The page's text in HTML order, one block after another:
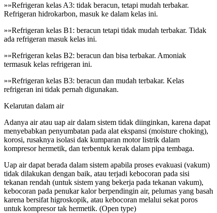
»»Refrigeran kelas A3: tidak beracun, tetapi mudah terbakar.
Refrigeran hidrokarbon, masuk ke dalam kelas ini.
»»Refrigeran kelas B1: beracun tetapi tidak mudah terbakar. Tidak
ada refrigeran masuk kelas ini.
»»Refrigeran kelas B2: beracun dan bisa terbakar. Amoniak
termasuk kelas refrigeran ini.
»»Refrigeran kelas B3: beracun dan mudah terbakar. Kelas
refrigeran ini tidak pernah digunakan.
Kelarutan dalam air
Adanya air atau uap air dalam sistem tidak diinginkan, karena dapat
menyebabkan penyumbatan pada alat ekspansi (moisture choking),
korosi, rusaknya isolasi dak kumparan motor listrik dalam
kompresor hermetik, dan terbentuk kerak dalam pipa tembaga.
Uap air dapat berada dalam sistem apabila proses evakuasi (vakum)
tidak dilakukan dengan baik, atau terjadi kebocoran pada sisi
tekanan rendah (untuk sistem yang bekerja pada tekanan vakum),
kebocoran pada penukar kalor berpendingin air, pelumas yang basah
karena bersifat higroskopik, atau kebocoran melalui sekat poros
untuk kompresor tak hermetik. (Open type)